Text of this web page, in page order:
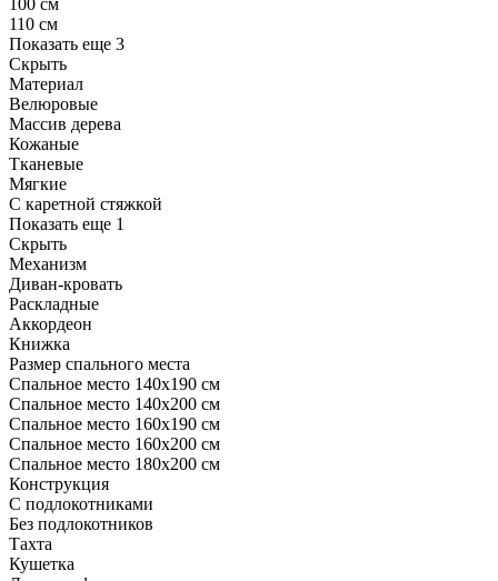
100 см
110 см
Показать еще 3
Скрыть
Материал
Велюровые
Массив дерева
Кожаные
Тканевые
Мягкие
С каретной стяжкой
Показать еще 1
Скрыть
Механизм
Диван-кровать
Раскладные
Аккордеон
Книжка
Размер спального места
Спальное место 140х190 см
Спальное место 140х200 см
Спальное место 160х190 см
Спальное место 160х200 см
Спальное место 180х200 см
Конструкция
С подлокотниками
Без подлокотников
Тахта
Кушетка